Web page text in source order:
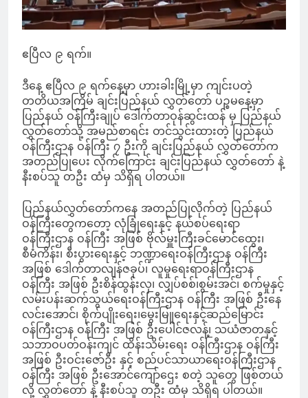
ဧပြီလ ၉ ရက်။
ဒီနေ့ ဧပြီလ ၉ ရက်နေ့မှာ ဟားခါးမြို့မှာ ကျင်းပတဲ့
တတိယအကြိမ် ချင်းပြည်နယ် လွှတ်တော် ပဉ္စမနေ့မှာ
ပြည်နယ် ဝန်ကြီးချုပ် ဒေါက်တာဝုန်ဆွင်းထန် မှ ပြည်နယ်
လွှတ်တော်သို့ အမည်စာရင်း တင်သွင်းထားတဲ့ ပြည်နယ်
ဝန်ကြီးဌာန ဝန်ကြီး ၇ ဦးကို ချင်းပြည်နယ် လွှတ်တော်က
အတည်ပြုပေး လိုက်ကြောင်း ချင်းပြည်နယ် လွှတ်တော် နဲ့
နီးစပ်သူ တဦး ထံမှ သိရှိရ ပါတယ်။
ပြည်နယ်လွှတ်တော်ကနေ အတည်ပြုလိုက်တဲ့ ပြည်နယ်
ဝန်ကြီးတွေကတော့ လုံခြုံရေးနှင့် နယ်စပ်ရေးရာ
ဝန်ကြီးဌာန ဝန်ကြီး အဖြစ် ဗိုလ်မှူးကြီးခင်မောင်ထွေး၊
စီမံကိန်း၊ စီးပွားရေးနှင့် ဘဏ္ဍာရေးဝန်ကြီးဌာန ဝန်ကြီး
အဖြစ် ဒေါက်တာလျန်ဇခုပ်၊ လူမှုရေးရာဝန်ကြီးဌာန
ဝန်ကြီး အဖြစ် ဦးစိန်ထွန်းလှ၊ လျှပ်စစ်၊စွမ်းအင်၊ စက်မှုနှင့်
လမ်းပန်းဆက်သွယ်ရေးဝန်ကြီးဌာန ဝန်ကြီး အဖြစ် ဦးနေ
လင်းအောင်၊ စိုက်ပျိုးရေး၊မွေးမြူရေးနှင့်ဆည်မြောင်း
ဝန်ကြီးဌာန ဝန်ကြီး အဖြစ် ဦးပေါင်ဇလန့်၊ သယံဇာတနှင့်
သဘာဝပတ်ဝန်းကျင် ထိန်းသိမ်းရေး ဝန်ကြီးဌာန ဝန်ကြီး
အဖြစ် ဦးဝင်းဇော်ဦး နှင့် စည်ပင်သာယာရေးဝန်ကြီးဌာန
ဝန်ကြီး အဖြစ် ဦးအောင်ကျော်ဌေး စတဲ့ သူတွေ ဖြစ်တယ်
လို့ လွှတ်တော် နဲ့ နီးစပ်သူ တဦး ထံမှ သိရှိရ ပါတယ်။